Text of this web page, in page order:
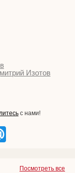
Изотов
с нами!
Посмотреть все